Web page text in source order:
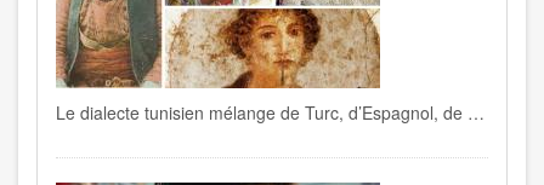
Le dialecte tunisien mélange de Turc, d’Espagnol, de Français , de Berbère, d’Italien…